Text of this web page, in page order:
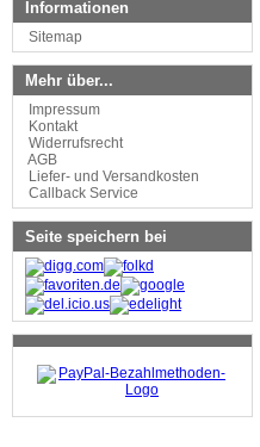
Informationen
Sitemap
Mehr über...
Impressum
Kontakt
Widerrufsrecht
AGB
Liefer- und Versandkosten
Callback Service
Seite speichern bei